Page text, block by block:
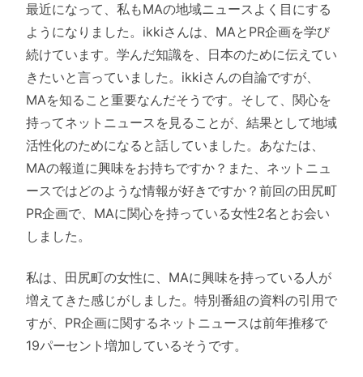
最近になって、私もMAの地域ニュースよく目にする
ようになりました。ikkiさんは、MAとPR企画を学び
続けています。学んだ知識を、日本のために伝えてい
きたいと言っていました。ikkiさんの自論ですが、
MAを知ること重要なんだそうです。そして、関心を
持ってネットニュースを見ることが、結果として地域
活性化のためになると話していました。あなたは、
MAの報道に興味をお持ちですか？また、ネットニュ
ースではどのような情報が好きですか？前回の田尻町
PR企画で、MAに関心を持っている女性2名とお会い
しました。
私は、田尻町の女性に、MAに興味を持っている人が
増えてきた感じがしました。特別番組の資料の引用で
すが、PR企画に関するネットニュースは前年推移で
19パーセント増加しているそうです。